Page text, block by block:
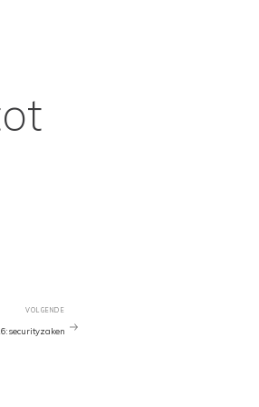
Bericht
VOLGENDE
securityzaken